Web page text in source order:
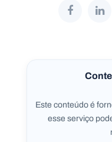
Este conteúdo é
esse serviço
I
N